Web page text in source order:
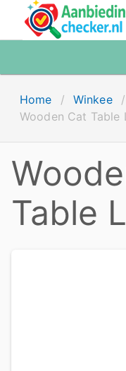
Home / Winkee
/
Wooden Cat Table
Table